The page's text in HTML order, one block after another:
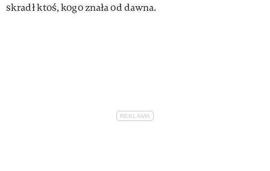
skradł ktoś, kogo znała od dawna.